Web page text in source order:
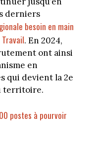
derniers
besoin en main
. En 2024,
ont ainsi
en
qui devient la 2e
territoire.
postes à pourvoir